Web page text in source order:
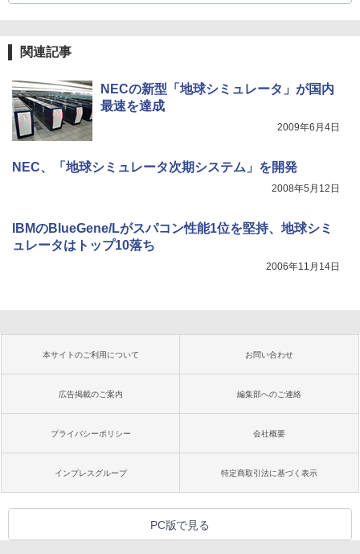
関連記事
NECの新型「地球シミュレータ」が国内
最速を達成
2009年6月4日
NEC、「地球シミュレータ次期システム」を開発
2008年5月12日
IBMのBlueGene/Lがスパコン性能1位を堅持、地球シミ
ュレータはトップ10落ち
2006年11月14日
本サイトのご利用について お問い合わせ
広告掲載のご案内 編集部へのご連絡
プライバシーポリシー 会社概要
インプレスグループ 特定商取引法に基づく表示
PC版で見る